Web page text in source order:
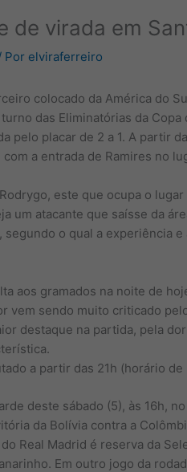
de virada em
Por elviraferreiro
colocado da América do
das Eliminatórias da
pelo placar de 2 a 1. A partir
a entrada de Ramires no
este que ocupa o
um atacante que saísse da
o qual a experiência
aos gramados na noite de
vem sendo muito criticado
destaque na partida, pela
a partir das 21h (horário
deste sábado (5), às 16h,
da Bolívia contra a
Real Madrid é reserva da
Em outro jogo da